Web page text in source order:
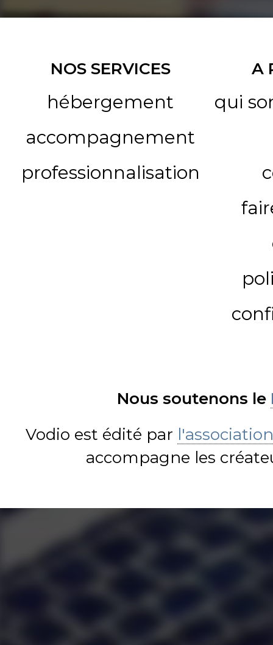
NOS SERVICES
hébergement
accompagnement
professionnalisation
A
qui